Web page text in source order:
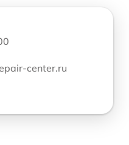
center.ru